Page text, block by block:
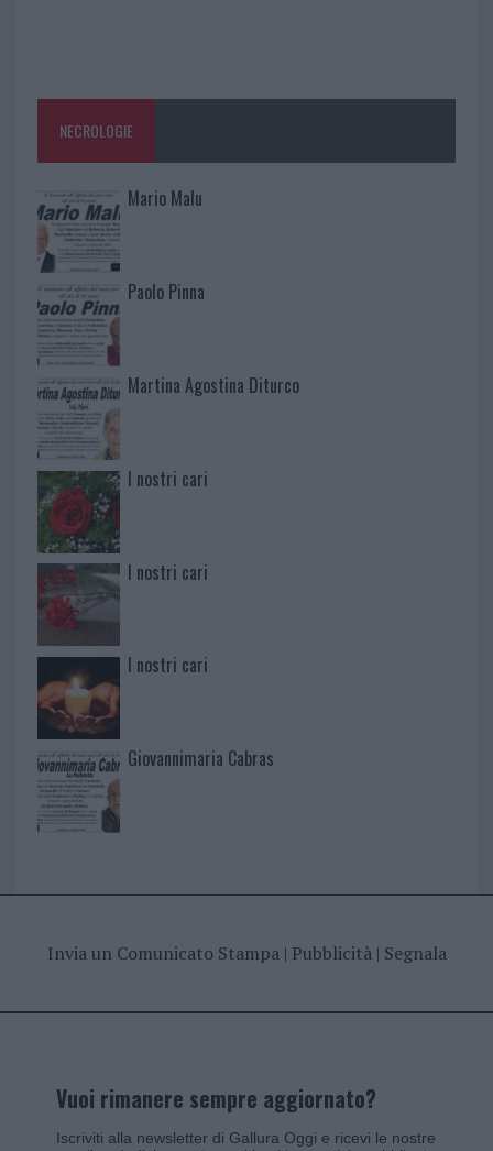
NECROLOGIE
Mario Malu
Paolo Pinna
Martina Agostina Diturco
I nostri cari
I nostri cari
I nostri cari
Giovannimaria Cabras
Invia un Comunicato Stampa| Pubblicità| Segnala
Vuoi rimanere sempre aggiornato?
Iscriviti alla newsletter di Gallura Oggi e ricevi le nostre